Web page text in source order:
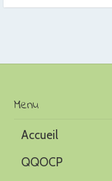
Menu
Accueil
QQOCP